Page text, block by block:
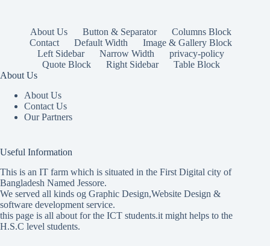
About Us Button & Separator
Columns Block
Contact
Default Width
Image & Gallery Block
Left Sidebar
Narrow Width
privacy-policy
Quote Block
Right Sidebar
Table Block
About Us
About Us
Contact Us
Our Partners
Useful Information
This is an IT farm which is situated in the First Digital city of
Bangladesh Named Jessore.
We served all kinds og Graphic Design,Website Design &
software development service.
this page is all about for the ICT students.it might helps to the
H.S.C level students.